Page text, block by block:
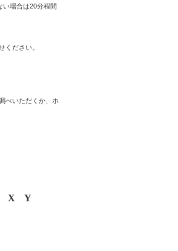
い場合は20分程間
ください。
べいただくか、ホ
X
Y